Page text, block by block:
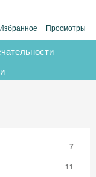
Избранное Просмотры
7
11